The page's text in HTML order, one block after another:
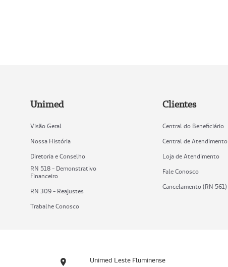
Unimed
Visão Geral
Nossa História
Diretoria e Conselho
RN 518 - Demonstrativo
Financeiro
RN 309 - Reajustes
Trabalhe Conosco
Clientes
Central do Beneficiário
Central de Atendimento
Loja de Atendimento
Fale Conosco
Cancelamento (RN 561)
Unimed Leste Fluminense